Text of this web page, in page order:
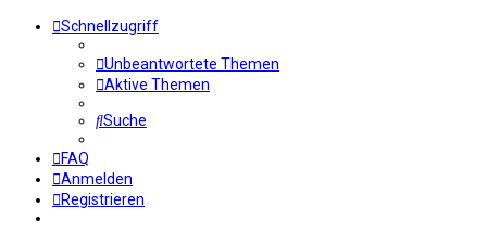
Schnellzugriff
Unbeantwortete Themen
Aktive Themen
Suche
FAQ
Anmelden
Registrieren